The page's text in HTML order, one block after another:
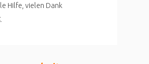
Hilfe, vielen Dank